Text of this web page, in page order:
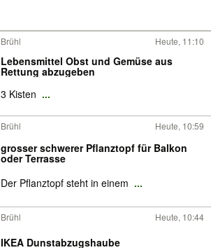
Brühl Heute, 11:10
Lebensmittel Obst und Gemüse aus
Rettung abzugeben
3 Kisten ...
Brühl Heute, 10:59
grosser schwerer Pflanztopf für Balkon
oder Terrasse
Der Pflanztopf steht in einem ...
Brühl Heute, 10:44
IKEA Dunstabzugshaube